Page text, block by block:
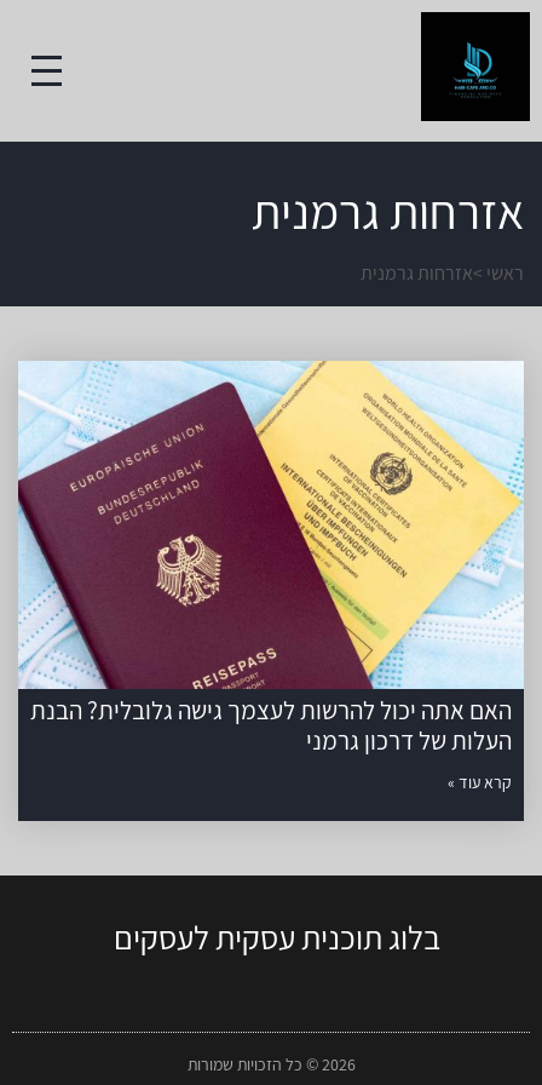
אזרחות גרמנית
ראשי >אזרחות גרמנית
האם אתה יכול להרשות לעצמך גישה גלובלית? הבנת
העלות של דרכון גרמני
קרא עוד »
בלוג תוכנית עסקית לעסקים
2026 © כל הזכויות שמורות